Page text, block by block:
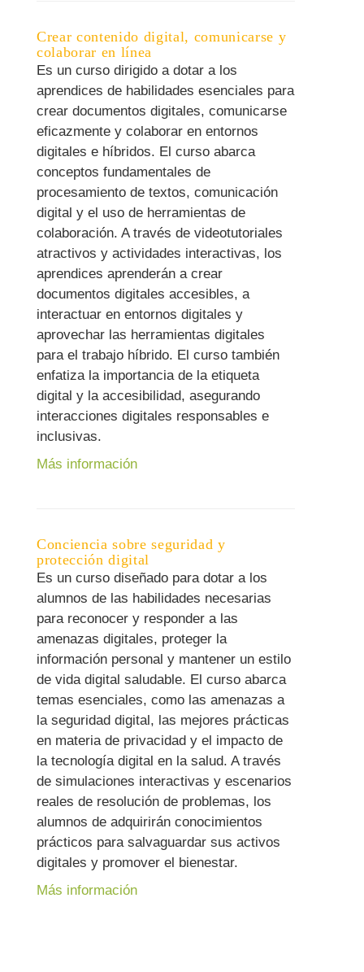
Crear contenido digital, comunicarse y
colaborar en línea
Es un curso dirigido a dotar a los
aprendices de habilidades esenciales para
crear documentos digitales, comunicarse
eficazmente y colaborar en entornos
digitales e híbridos. El curso abarca
conceptos fundamentales de
procesamiento de textos, comunicación
digital y el uso de herramientas de
colaboración. A través de videotutoriales
atractivos y actividades interactivas, los
aprendices aprenderán a crear
documentos digitales accesibles, a
interactuar en entornos digitales y
aprovechar las herramientas digitales
para el trabajo híbrido. El curso también
enfatiza la importancia de la etiqueta
digital y la accesibilidad, asegurando
interacciones digitales responsables e
inclusivas.
Más información
Conciencia sobre seguridad y
protección digital
Es un curso diseñado para dotar a los
alumnos de las habilidades necesarias
para reconocer y responder a las
amenazas digitales, proteger la
información personal y mantener un estilo
de vida digital saludable. El curso abarca
temas esenciales, como las amenazas a
la seguridad digital, las mejores prácticas
en materia de privacidad y el impacto de
la tecnología digital en la salud. A través
de simulaciones interactivas y escenarios
reales de resolución de problemas, los
alumnos de adquirirán conocimientos
prácticos para salvaguardar sus activos
digitales y promover el bienestar.
Más información